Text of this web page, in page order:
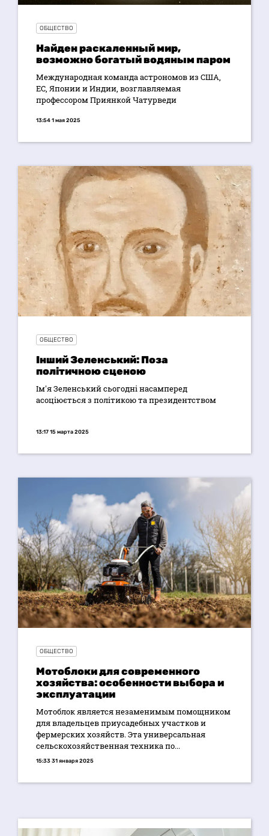
ОБЩЕСТВО
Найден раскаленный мир,
возможно богатый водяным паром
Международная команда астрономов из США,
ЕС, Японии и Индии, возглавляемая
профессором Приянкой Чатурведи
13:54 1 мая 2025
ОБЩЕСТВО
Інший Зеленський: Поза
політичною сценою
Ім'я Зеленський сьогодні насамперед
асоціюється з політикою та президентством
13:17 15 марта 2025
ОБЩЕСТВО
Мотоблоки для современного
хозяйства: особенности выбора и
эксплуатации
Мотоблок является незаменимым помощником
для владельцев приусадебных участков и
фермерских хозяйств. Эта универсальная
сельскохозяйственная техника по...
15:33 31 января 2025